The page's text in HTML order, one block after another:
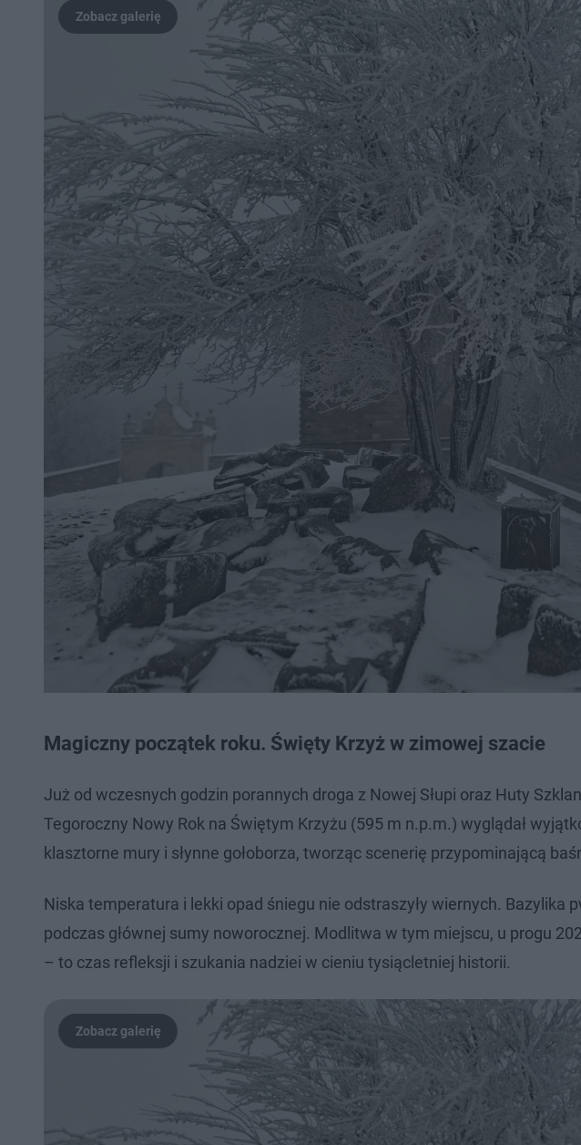
Magiczny początek roku. Święty Krzyż w zimowej szacie
Już od wczesnych godzin porannych droga z Nowej Słupi oraz Huty
Tegoroczny Nowy Rok na Świętym Krzyżu (595 m n.p.m.) wyglądał
klasztorne mury i słynne gołoborza, tworząc scenerię przypominającą
Niska temperatura i lekki opad śniegu nie odstraszyły wiernych. Bazylika
podczas głównej sumy noworocznej. Modlitwa w tym miejscu, u progu
– to czas refleksji i szukania nadziei w cieniu tysiącletniej historii.